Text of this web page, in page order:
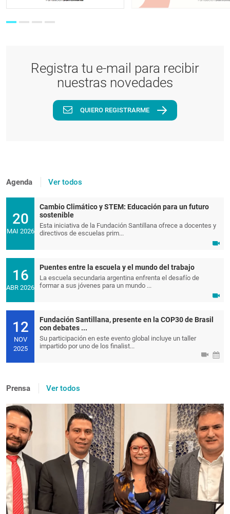
Registra tu e-mail para recibir
nuestras novedades
QUIERO REGISTRARME
Agenda Ver todos
20
MAI 2026
Cambio Climático y STEM: Educación para un futuro
sostenible
Esta iniciativa de la Fundación Santillana ofrece a docentes y
directivos de escuelas prim...
16
ABR 2026
Puentes entre la escuela y el mundo del trabajo
La escuela secundaria argentina enfrenta el desafío de
formar a sus jóvenes para un mundo ...
12
NOV
2025
Fundación Santillana, presente en la COP30 de Brasil
con debates ...
Su participación en este evento global incluye un taller
impartido por uno de los finalist...
Prensa Ver todos